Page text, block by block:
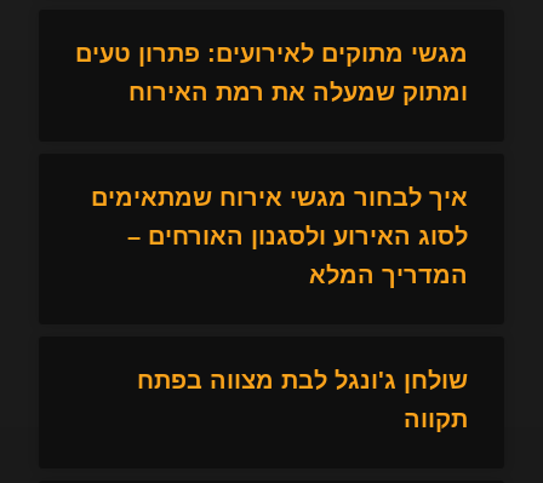
מגשי מתוקים לאירועים: פתרון טעים
ומתוק שמעלה את רמת האירוח
איך לבחור מגשי אירוח שמתאימים
לסוג האירוע ולסגנון האורחים –
המדריך המלא
שולחן ג'ונגל לבת מצווה בפתח
תקווה